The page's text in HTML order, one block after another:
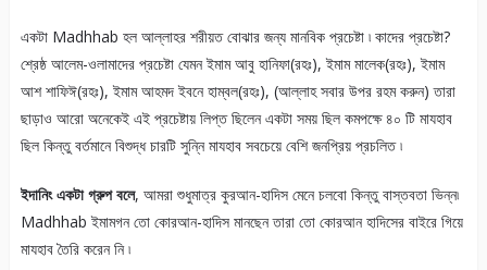
একটা Madhhab হল আল্লাহর শরীয়ত বোঝার জন্য মানবিক প্রচেষ্টা ৷ কাদের প্রচেষ্টা?
শ্রেষ্ঠ আলেম-ওলামাদের প্রচেষ্টা যেমন ইমাম আবু হানিফা(রহঃ), ইমাম মালেক(রহঃ), ইমাম
আশ শাফিঈ(রহঃ), ইমাম আহমদ ইবনে হাম্বল(রহঃ), (আল্লাহ সবার উপর রহম করুন) তারা
ছাড়াও আরো অনেকেই এই প্রচেষ্টায় লিপ্ত ছিলেন একটা সময় ছিল কমপক্ষে ৪০ টি মাযহাব
ছিল কিন্তু বর্তমানে বিশুদ্ধ চারটি সুন্নি মাযহাব সবচেয়ে বেশি জনপ্রিয় প্রচলিত ৷
ইদানিং একটা গ্রুপ বলে, আমরা শুধুমাত্র কুরআন-হাদিস মেনে চলবো কিন্তু বাস্তবতা ভিন্ন৷
Madhhab ইমামগন তো কোরআন-হাদিস মানছেন তারা তো কোরআন হাদিসের বাইরে গিয়ে
মাযহাব তৈরি করেন নি ৷